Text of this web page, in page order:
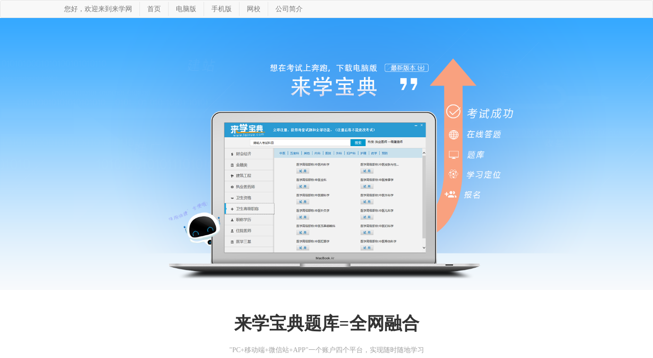
您好，欢迎来到来学网 首页 电脑版 手机版 网校 公司简介
来学宝典题库=全网融合
"PC+移动端+微信站+APP"一个账户四个平台，实现随时随地学习